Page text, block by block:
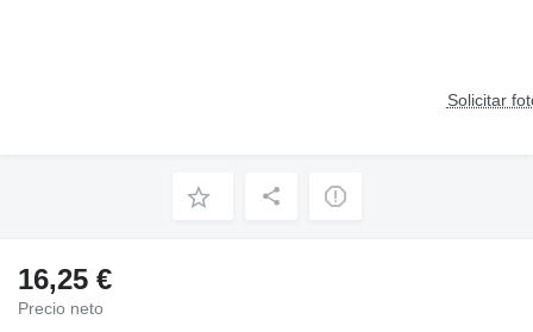
Solicitar
16,25 €
Precio neto